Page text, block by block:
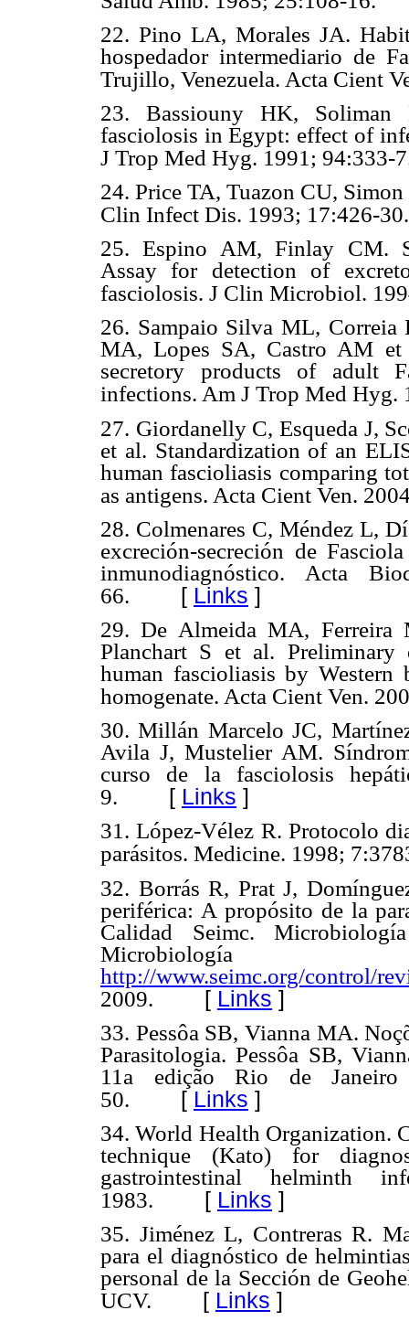
22. Pino LA, Morales JA.
hospedador intermediario de
Trujillo, Venezuela. Acta Cient
23. Bassiouny HK,
fasciolosis in Egypt: effect of
J Trop Med Hyg. 1991; 94:333-
24. Price TA, Tuazon CU,
Clin Infect Dis. 1993; 17:426-30.
25. Espino AM, Finlay CM.
Assay for detection of
fasciolosis. J Clin Microbiol.
26. Sampaio Silva ML, Correia
MA, Lopes SA, Castro AM et
secretory products of adult
infections. Am J Trop Med Hyg.
27. Giordanelly C, Esqueda J,
et al. Standardization of an
human fascioliasis comparing
as antigens. Acta Cient Ven.
28. Colmenares C, Méndez L,
excreción-secreción de
inmunodiagnóstico. Acta
66. [ Links ]
29. De Almeida MA, Ferreira
Planchart S et al.
human fascioliasis by
homogenate. Acta Cient Ven.
30. Millán Marcelo JC,
Avila J, Mustelier AM.
curso de la fasciolosis
9. [ Links ]
31. López-Vélez R. Protocolo
parásitos. Medicine. 1998;
32. Borrás R, Prat J,
periférica: A propósito de la
Calidad Seimc.
Microbiología
http://www.seimc.org/control/
2009. [ Links ]
33. Pessôa SB, Vianna MA.
Parasitologia. Pessôa SB,
11a edição Rio de
50. [ Links ]
34. World Health Organization.
technique (Kato) for
gastrointestinal helminth
1983. [ Links ]
35. Jiménez L, Contreras R.
para el diagnóstico de
personal de la Sección de
UCV. [ Links ]